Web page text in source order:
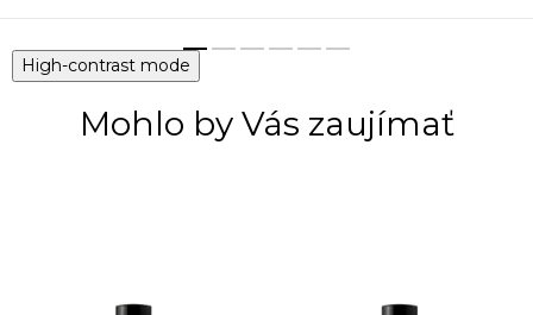
High-contrast mode
Mohlo by Vás zaujímať